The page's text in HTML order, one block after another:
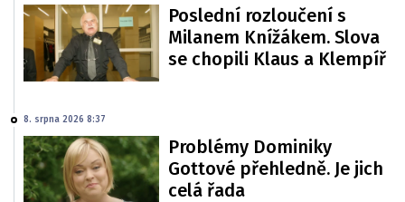
Poslední rozloučení s
Milanem Knížákem. Slova
se chopili Klaus a Klempíř
8. srpna 2026 8:37
Problémy Dominiky
Gottové přehledně. Je jich
celá řada